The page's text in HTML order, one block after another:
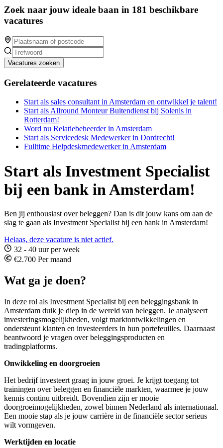
Zoek naar jouw ideale baan in 181 beschikbare
vacatures
Vacatures zoeken
Gerelateerde vacatures
Start als sales consultant in Amsterdam en ontwikkel je talent!
Start als Allround Monteur Buitendienst bij Solenis in
Rotterdam!
Word nu Relatiebeheerder in Amsterdam
Start als Servicedesk Medewerker in Dordrecht!
Fulltime Helpdeskmedewerker in Amsterdam
Start als Investment Specialist
bij een bank in Amsterdam!
Ben jij enthousiast over beleggen? Dan is dit jouw kans om aan de
slag te gaan als Investment Specialist bij een bank in Amsterdam!
Helaas, deze vacature is niet actief.
32 - 40 uur per week
€2.700 Per maand
Wat ga je doen?
In deze rol als Investment Specialist bij een beleggingsbank in
Amsterdam duik je diep in de wereld van beleggen. Je analyseert
investeringsmogelijkheden, volgt marktontwikkelingen en
ondersteunt klanten en investeerders in hun portefeuilles. Daarnaast
beantwoord je vragen over beleggingsproducten en
tradingplatforms.
Onwikkeling en doorgroeien
Het bedrijf investeert graag in jouw groei. Je krijgt toegang tot
trainingen over beleggen en financiële markten, waarmee je jouw
kennis continu uitbreidt. Bovendien zijn er mooie
doorgroeimogelijkheden, zowel binnen Nederland als internationaal.
Een mooie stap als je jouw carrière in de financiële sector serieus
wilt vormgeven.
Werktijden en locatie